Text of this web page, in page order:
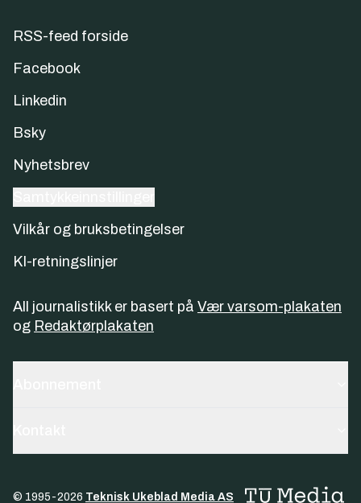
RSS-feed forside
Facebook
Linkedin
Bsky
Nyhetsbrev
Vilkår og bruksbetingelser
KI-retningslinjer
All journalistikk er basert på Vær varsom-plakaten
og Redaktørplakaten
© 1995-2026 Teknisk Ukeblad Media AS